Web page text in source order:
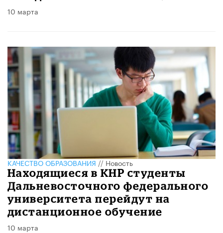
10 марта
КАЧЕСТВО ОБРАЗОВАНИЯ//Новость
Находящиеся в КНР студенты
Дальневосточного федерального
университета перейдут на
дистанционное обучение
10 марта